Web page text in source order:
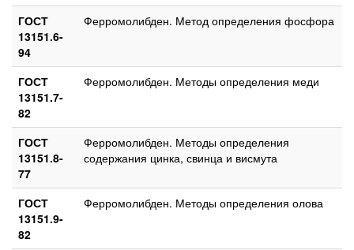
ГОСТ
13151.6-
94
Ферромолибден. Метод определения фосфора
ГОСТ
13151.7-
82
Ферромолибден. Методы определения меди
ГОСТ
13151.8-
77
Ферромолибден. Методы определения
содержания цинка, свинца и висмута
ГОСТ
13151.9-
82
Ферромолибден. Методы определения олова